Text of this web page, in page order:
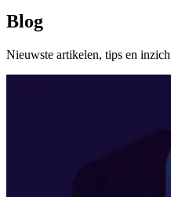
Blog
Nieuwste artikelen, tips en